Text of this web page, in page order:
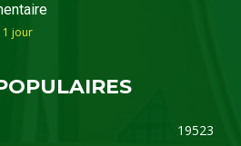
1 jour
19523